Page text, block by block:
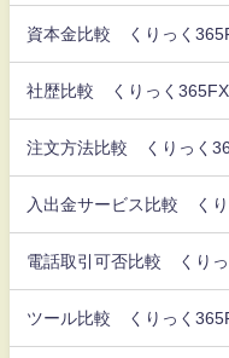
資本金比較 くりっく
社歴比較 くりっく
注文方法比較 くりっく
入出金サービス比較 く
電話取引可否比較 くり
ツール比較 くりっく